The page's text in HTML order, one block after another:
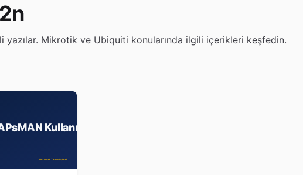
yazılar. Mikrotik ve Ubiquiti konularında ilgili içerikleri keşfedin.